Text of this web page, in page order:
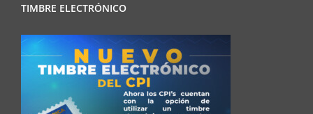
TIMBRE ELECTRÓNICO